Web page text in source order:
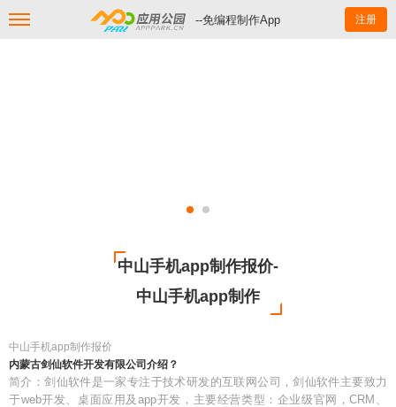
--免编程制作App 注册
中山手机app制作报价-
中山手机app制作
中山手机app制作报价
内蒙古剑仙软件开发有限公司介绍？
简介：剑仙软件是一家专注于技术研发的互联网公司，剑仙软件主要致力
于web开发、桌面应用及app开发，主要经营类型：企业级官网，CRM、